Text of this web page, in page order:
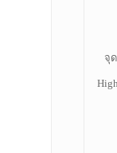
จุ